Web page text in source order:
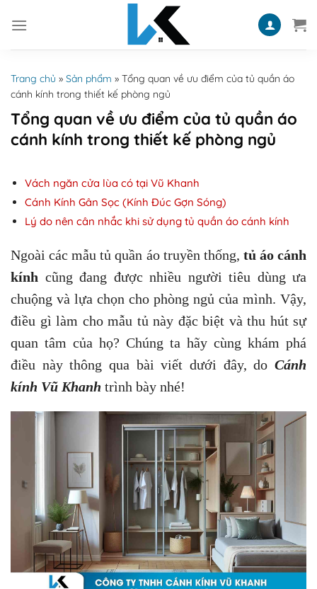
Trang chủ » Sản phẩm » Tổng quan về ưu điểm của tủ quần áo
cánh kính trong thiết kế phòng ngủ
Tổng quan về ưu điểm của tủ quần áo
cánh kính trong thiết kế phòng ngủ
Vách ngăn cửa lùa có tại Vũ Khanh
Cánh Kính Gân Sọc (Kính Đúc Gợn Sóng)
Lý do nên cân nhắc khi sử dụng tủ quần áo cánh kính
Ngoài các mẫu tủ quần áo truyền thống, tủ áo cánh
kính cũng đang được nhiều người tiêu dùng ưa
chuộng và lựa chọn cho phòng ngủ của mình. Vậy,
điều gì làm cho mẫu tủ này đặc biệt và thu hút sự
quan tâm của họ? Chúng ta hãy cùng khám phá
điều này thông qua bài viết dưới đây, do Cánh
kính Vũ Khanh trình bày nhé!